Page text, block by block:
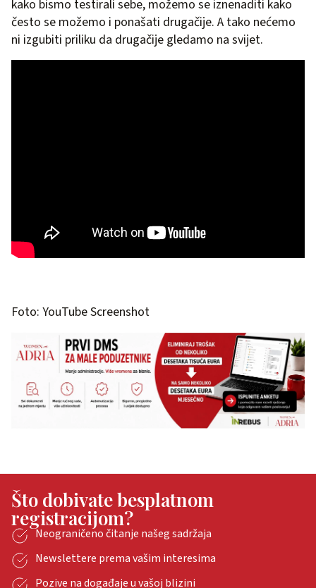
kako bismo testirali sebe, možemo se iznenaditi kako
često se možemo i ponašati drugačije. A tako nećemo
ni izgubiti priliku da drugačije gledamo na svijet.
Foto: YouTube Screenshot
Što dobivate besplatnom
registracijom?
Neograničeno čitanje našeg sadržaja
Newslettere prema vašim interesima
Pozive na događaje u vašoj blizini